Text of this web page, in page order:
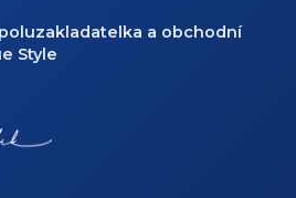
a obchodní
Style